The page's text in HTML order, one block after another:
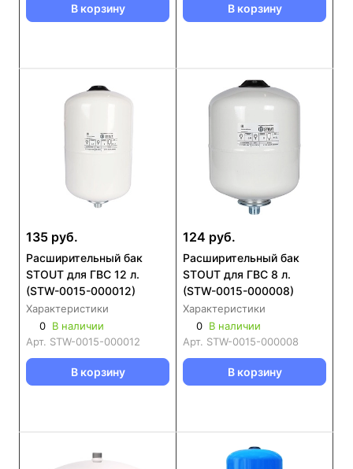
В корзину В корзину
135 руб.
Расширительный бак
STOUT для ГВС 12 л.
(STW-0015-000012)
Характеристики
0 В наличии
Арт. STW-0015-000012
В корзину
124 руб.
Расширительный бак
STOUT для ГВС 8 л.
(STW-0015-000008)
Характеристики
0 В наличии
Арт. STW-0015-000008
В корзину